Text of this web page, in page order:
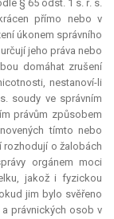
§ 65 odst. 1 s. ř. s.
přímo nebo v
úkonem správního
jeho práva nebo
domáhat zrušení
nestanoví-li
soudy ve správním
právům způsobem
tímto nebo
rozhodují o žalobách
orgánem moci
jakož i fyzickou
jim bylo svěřeno
právnických osob v